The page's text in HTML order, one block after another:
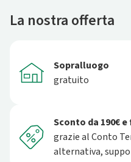
La nostra offerta
Sopralluogo
gratuito
Sconto da 190€ e
grazie al Conto
alternativa,